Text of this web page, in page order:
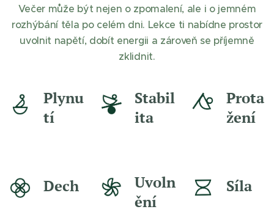
Večer může být nejen o zpomalení, ale i o jemném
rozhýbání těla po celém dni. Lekce ti nabídne prostor
uvolnit napětí, dobít energii a zároveň se příjemně
zklidnit.
Plynu
tí
Stabil
ita
Prota
žení
Dech
Uvoln
ění
Síla